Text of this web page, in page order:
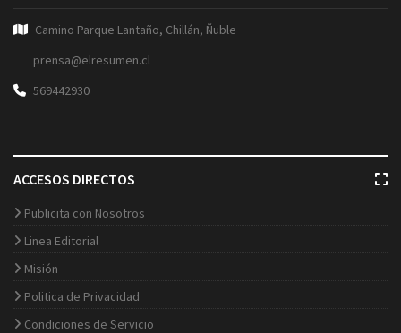
Camino Parque Lantaño, Chillán, Ñuble
prensa@elresumen.cl
569442930
ACCESOS DIRECTOS
Publicita con Nosotros
Linea Editorial
Misión
Politica de Privacidad
Condiciones de Servicio